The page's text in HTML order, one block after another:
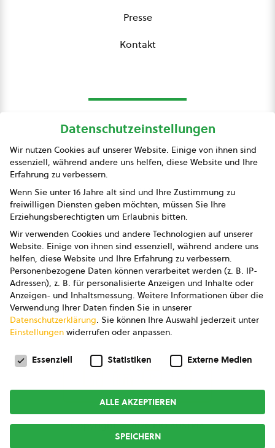
Presse
Kontakt
Presse
Impressum
Datenschutz
AGB
AGB Marketing GmbH
AGB Bildung
Newsletter
Copyright © 2026bio austria
Datenschutzeinstellungen
Wir nutzen Cookies auf unserer Website. Einige von ihnen sind
essenziell, während andere uns helfen, diese Website und Ihre
Erfahrung zu verbessern.
Wenn Sie unter 16 Jahre alt sind und Ihre Zustimmung zu
freiwilligen Diensten geben möchten, müssen Sie Ihre
Erziehungsberechtigten um Erlaubnis bitten.
Wir verwenden Cookies und andere Technologien auf unserer
Website. Einige von ihnen sind essenziell, während andere uns
helfen, diese Website und Ihre Erfahrung zu verbessern.
Personenbezogene Daten können verarbeitet werden (z. B. IP-
Adressen), z. B. für personalisierte Anzeigen und Inhalte oder
Anzeigen- und Inhaltsmessung. Weitere Informationen über die
Verwendung Ihrer Daten finden Sie in unserer
Datenschutzerklärung. Sie können Ihre Auswahl jederzeit unter
Einstellungen widerrufen oder anpassen.
Datenschutzeinstellungen
Essenziell Statistiken Externe Medien
ALLE AKZEPTIEREN
SPEICHERN